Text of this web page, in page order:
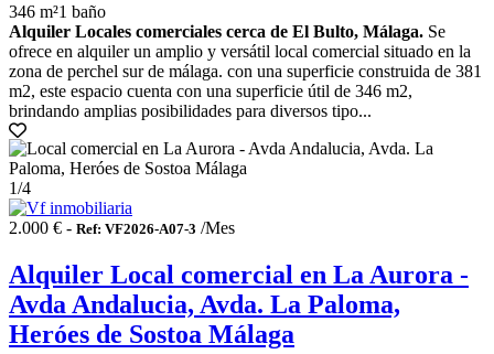
346 m²1 baño
Alquiler Locales comerciales cerca de El Bulto, Málaga. Se
ofrece en alquiler un amplio y versátil local comercial situado en la
zona de perchel sur de málaga. con una superficie construida de 381
m2, este espacio cuenta con una superficie útil de 346 m2,
brindando amplias posibilidades para diversos tipo...
1/4
2.000 € - Ref: VF2026-A07-3 /Mes
Alquiler Local comercial en La Aurora -
Avda Andalucia, Avda. La Paloma,
Heróes de Sostoa Málaga